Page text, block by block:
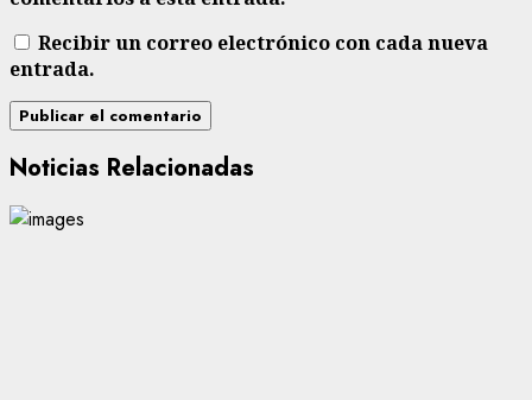
Recibir un correo electrónico con cada nueva
entrada.
Noticias Relacionadas